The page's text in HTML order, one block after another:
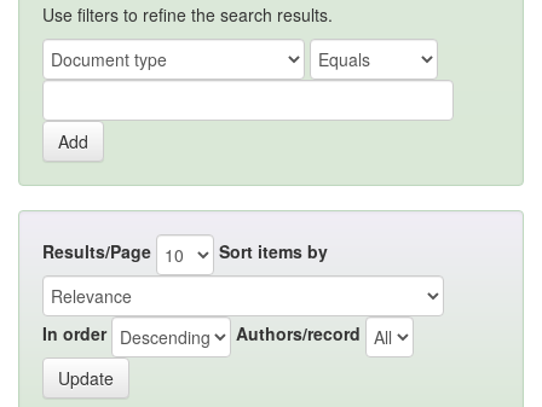
Use filters to refine the search results.
Results/Page Sort items by
In order Authors/record